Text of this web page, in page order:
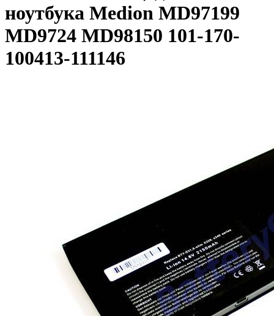
ноутбука Medion MD97199
MD9724 MD98150 101-170-
100413-111146